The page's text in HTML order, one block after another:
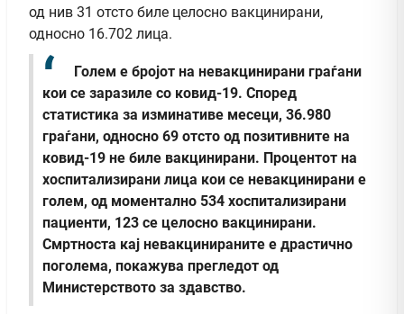
од нив 31 отсто биле целосно вакцинирани,
односно 16.702 лица.
Голем е бројот на невакцинирани граѓани
кои се заразиле со ковид-19. Според
статистика за изминативе месеци, 36.980
граѓани, односно 69 отсто од позитивните на
ковид-19 не биле вакцинирани. Процентот на
хоспитализирани лица кои се невакцинирани е
голем, од моментално 534 хоспитализирани
пациенти, 123 се целосно вакцинирани.
Смртноста кај невакцинираните е драстично
поголема, покажува прегледот од
Министерството за здавство.